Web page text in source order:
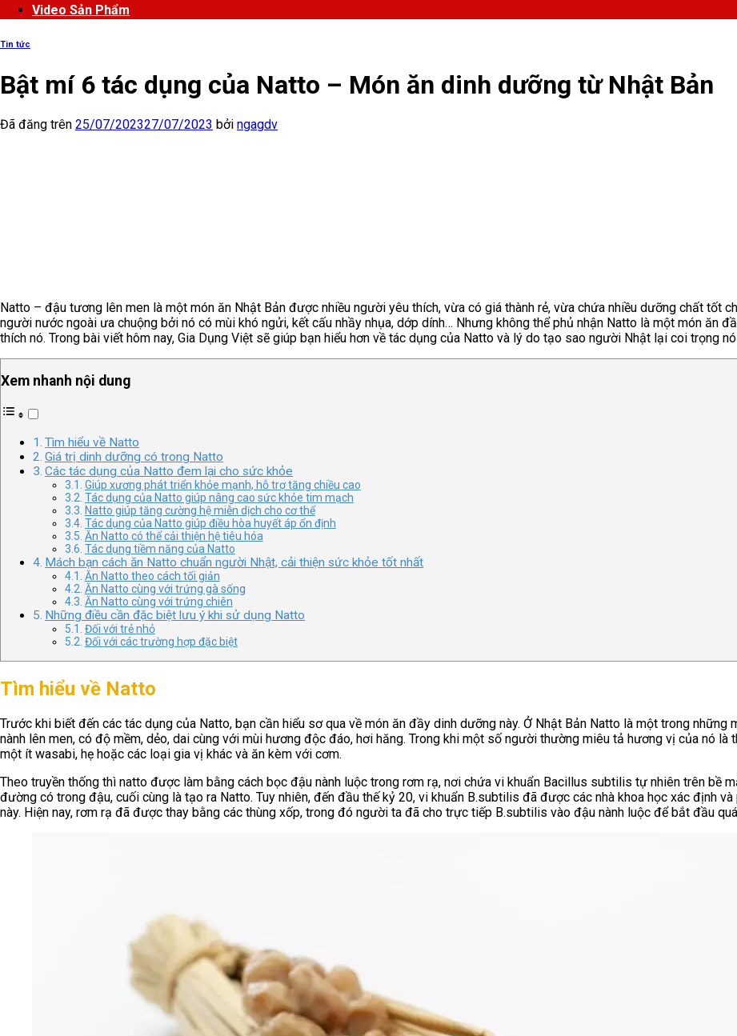
Video Sản Phẩm
Tin tức
Bật mí 6 tác dụng của Natto – Món ăn dinh dưỡng từ Nhật Bản
Đã đăng trên 25/07/202327/07/2023 bởi ngagdv
Natto – đậu tương lên men là một món ăn Nhật Bản được nhiều người yêu thích, vừa có giá thành rẻ, vừa chứa nhiều dưỡng chất tốt
người nước ngoài ưa chuộng bởi nó có mùi khó ngửi, kết cấu nhầy nhụa, dớp dính… Nhưng không thể phủ nhận Natto là một món ăn
thích nó. Trong bài viết hôm nay, Gia Dụng Việt sẽ giúp bạn hiểu hơn về tác dụng của Natto và lý do tạo sao người Nhật lại coi trọng
Xem nhanh nội dung
Tìm hiểu về Natto
Giá trị dinh dưỡng có trong Natto
Các tác dụng của Natto đem lại cho sức khỏe
Giúp xương phát triển khỏe mạnh, hỗ trợ tăng chiều cao
Tác dụng của Natto giúp nâng cao sức khỏe tim mạch
Natto giúp tăng cường hệ miễn dịch cho cơ thể
Tác dụng của Natto giúp điều hòa huyết áp ổn định
Ăn Natto có thể cải thiện hệ tiêu hóa
Tác dụng tiềm năng của Natto
Mách bạn cách ăn Natto chuẩn người Nhật, cải thiện sức khỏe tốt nhất
Ăn Natto theo cách tối giản
Ăn Natto cùng với trứng gà sống
Ăn Natto cùng với trứng chiên
Những điều cần đặc biệt lưu ý khi sử dụng Natto
Đối với trẻ nhỏ
Đối với các trường hợp đặc biệt
Tìm hiểu về Natto
Trước khi biết đến các tác dụng của Natto, bạn cần hiểu sơ qua về món ăn đầy dinh dưỡng này. Ở Nhật Bản Natto là một trong
nành lên men, có độ mềm, dẻo, dai cùng với mùi hương độc đáo, hơi hăng. Trong khi một số người thường miêu tả hương vị của nó
một ít wasabi, hẹ hoặc các loại gia vị khác và ăn kèm với cơm.
Theo truyền thống thì natto được làm bằng cách bọc đậu nành luộc trong rơm rạ, nơi chứa vi khuẩn Bacillus subtilis tự nhiên trên bề
đường có trong đậu, cuối cùng là tạo ra Natto. Tuy nhiên, đến đầu thế kỷ 20, vi khuẩn B.subtilis đã được các nhà khoa học xác định
này. Hiện nay, rơm rạ đã được thay bằng các thùng xốp, trong đó người ta đã cho trực tiếp B.subtilis vào đậu nành luộc để bắt đầu